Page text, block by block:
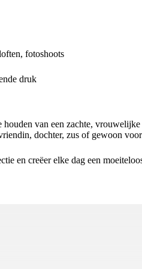
fotoshoots
druk
van een zachte,
dochter, zus of gewoon
en creëer elke dag een